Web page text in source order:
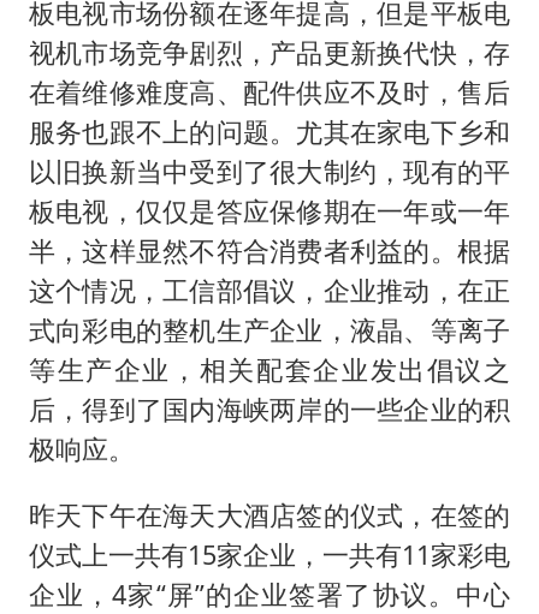
板电视市场份额在逐年提高，但是平板电
视机市场竞争剧烈，产品更新换代快，存
在着维修难度高、配件供应不及时，售后
服务也跟不上的问题。尤其在家电下乡和
以旧换新当中受到了很大制约，现有的平
板电视，仅仅是答应保修期在一年或一年
半，这样显然不符合消费者利益的。根据
这个情况，工信部倡议，企业推动，在正
式向彩电的整机生产企业，液晶、等离子
等生产企业，相关配套企业发出倡议之
后，得到了国内海峡两岸的一些企业的积
极响应。
昨天下午在海天大酒店签的仪式，在签的
仪式上一共有15家企业，一共有11家彩电
企业，4家“屏”的企业签署了协议。中心